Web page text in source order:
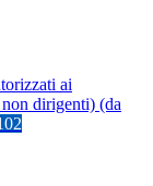
ai
dirigenti) (da